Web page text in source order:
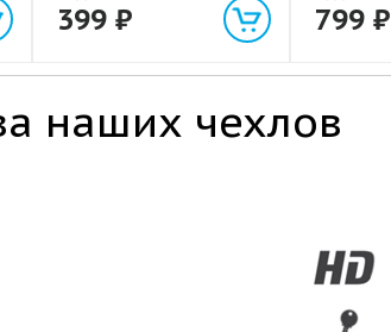
399 ₽ 799₽
наших чехлов